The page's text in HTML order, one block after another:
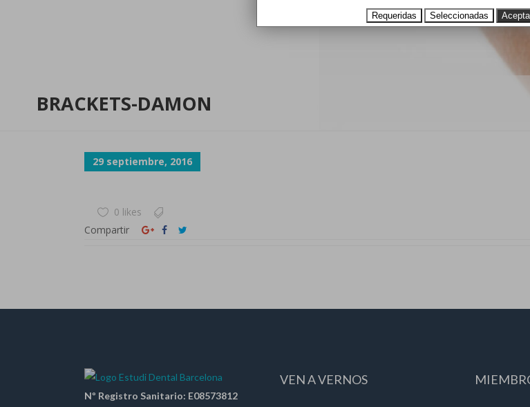
BRACKETS-DAMON
29 septiembre, 2016
0 likes
Compartir
Nº Registro Sanitario: E08573812
VEN A VERNOS
Requeridas Seleccionadas